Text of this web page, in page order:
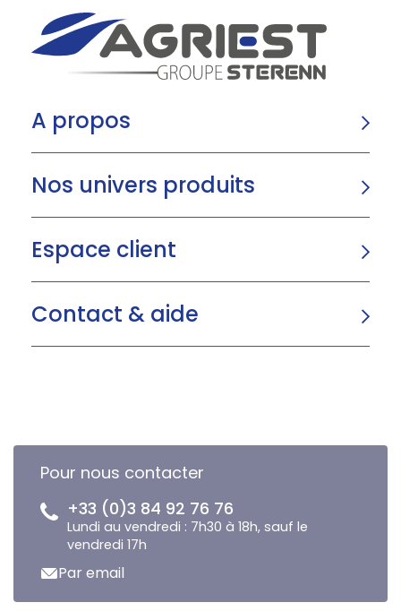
A propos
Nos univers produits
Espace client
Contact & aide
Pour nous contacter
+33 (0)3 84 92 76 76
Lundi au vendredi : 7h30 à 18h, sauf le
vendredi 17h
Par email